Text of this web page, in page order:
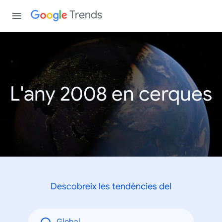
Trends
L'any 2008 en cerques
Descobreix les tendències del